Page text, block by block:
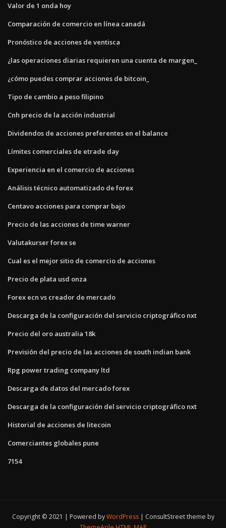
Valor de 1 onda hoy
Comparación de comercio en línea canadá
Pronóstico de acciones de ventisca
¿las operaciones diarias requieren una cuenta de margen_
¿cómo puedes comprar acciones de bitcoin_
Tipo de cambio a peso filipino
Cnh precio de la acción industrial
Dividendos de acciones preferentes en el balance
Límites comerciales de etrade day
Experiencia en el comercio de acciones
Análisis técnico automatizado de forex
Centavo acciones para comprar bajo
Precio de las acciones de time warner
Valutakurser forex se
Cual es el mejor sitio de comercio de acciones
Precio de plata usd onza
Forex ecn vs creador de mercado
Descarga de la configuración del servicio criptográfico nxt
Precio del oro australia 18k
Previsión del precio de las acciones de south indian bank
Rpg power trading company ltd
Descarga de datos del mercado forex
Descarga de la configuración del servicio criptográfico nxt
Historial de acciones de litecoin
Comerciantes globales pune
7154
Copyright © 2021 | Powered byWordPress
ConsultStreet theme by